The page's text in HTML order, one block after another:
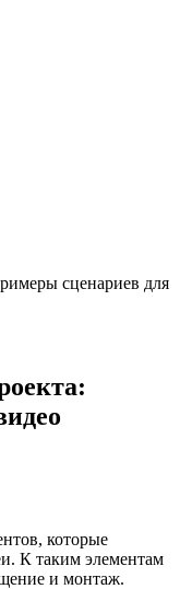
сценариев для
которые
К таким элементам
и монтаж.